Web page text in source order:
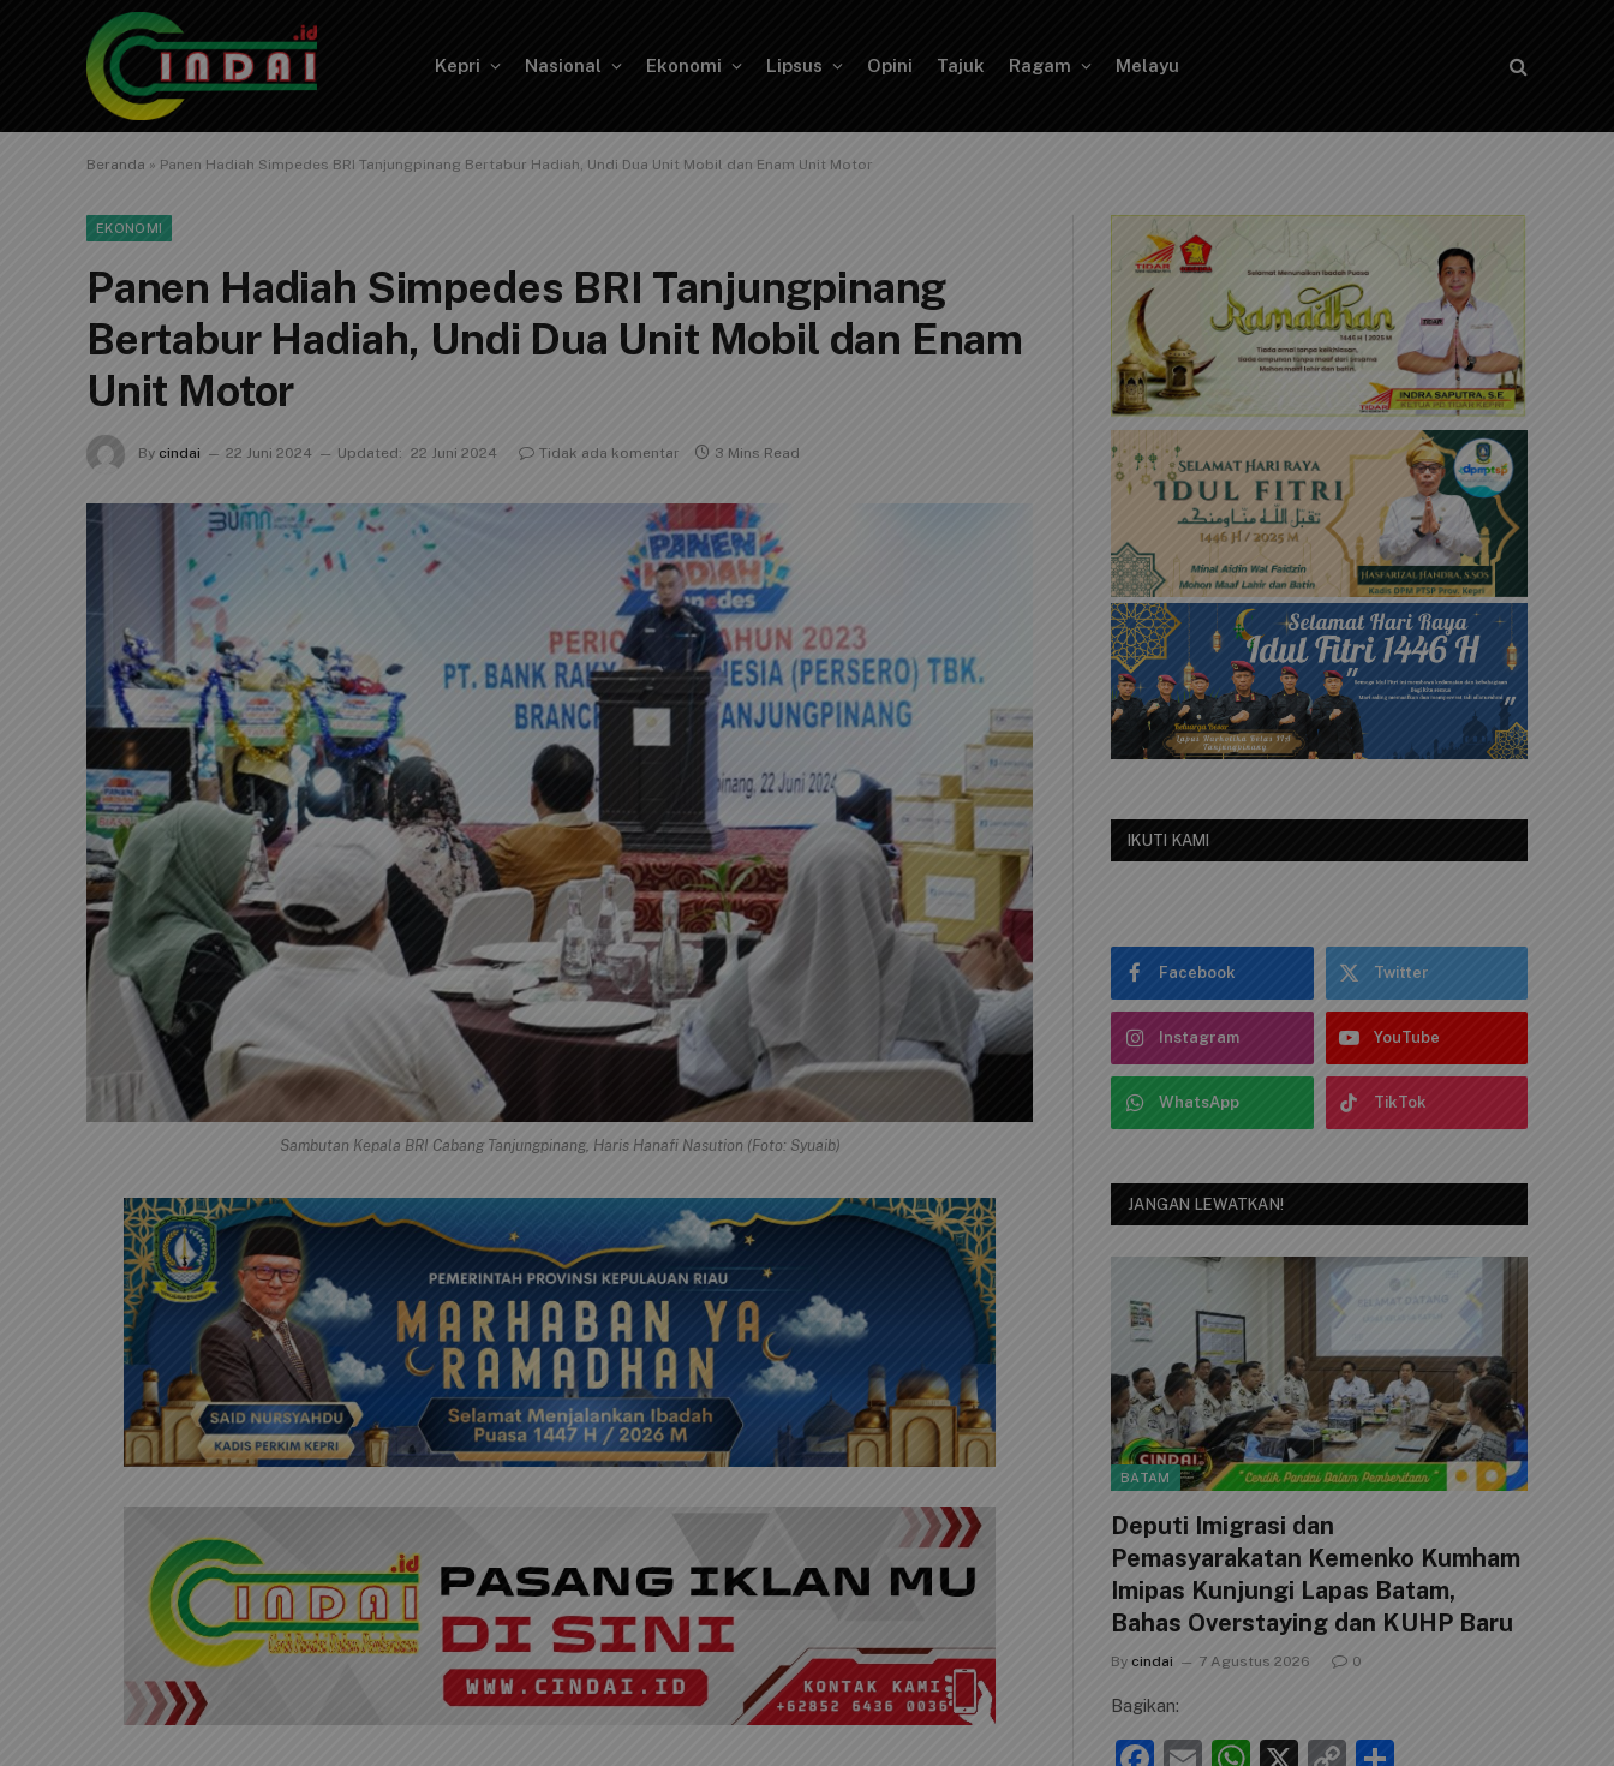
Kepri Nasional Ekonomi Lipsus Opini Tajuk Ragam Melayu
Beranda » Panen Hadiah Simpedes BRI Tanjungpinang Bertabur Hadiah, Undi Dua Unit Mobil dan Enam Unit Motor
EKONOMI
Panen Hadiah Simpedes BRI Tanjungpinang
Bertabur Hadiah, Undi Dua Unit Mobil dan Enam
Unit Motor
By cindai 22 Juni 2024 Updated: 22 Juni 2024 Tidak ada komentar 3 Mins Read
Sambutan Kepala BRI Cabang Tanjungpinang, Haris Hanafi Nasution (Foto: Syuaib)
IKUTI KAMI
Facebook Twitter
Instagram YouTube
WhatsApp TikTok
JANGAN LEWATKAN!
BATAM
Deputi Imigrasi dan
Pemasyarakatan Kemenko Kumham
Imipas Kunjungi Lapas Batam,
Bahas Overstaying dan KUHP Baru
By cindai 7 Agustus 2026 0
Bagikan: